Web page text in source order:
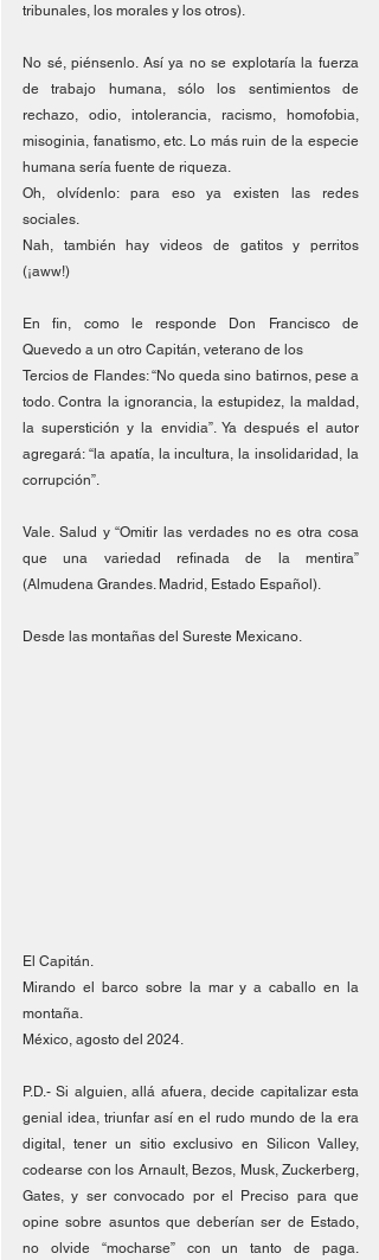
tribunales, los morales y los otros).
No sé, piénsenlo. Así ya no se explotaría la fuerza
de trabajo humana, sólo los sentimientos de
rechazo, odio, intolerancia, racismo, homofobia,
misoginia, fanatismo, etc. Lo más ruin de la especie
humana sería fuente de riqueza.
Oh, olvídenlo: para eso ya existen las redes
sociales.
Nah, también hay videos de gatitos y perritos
(¡aww!)
En fin, como le responde Don Francisco de
Quevedo a un otro Capitán, veterano de los
Tercios de Flandes: “No queda sino batirnos, pese a
todo. Contra la ignorancia, la estupidez, la maldad,
la superstición y la envidia”. Ya después el autor
agregará: “la apatía, la incultura, la insolidaridad, la
corrupción”.
Vale. Salud y “Omitir las verdades no es otra cosa
que una variedad refinada de la mentira”
(Almudena Grandes. Madrid, Estado Español).
Desde las montañas del Sureste Mexicano.
El Capitán.
Mirando el barco sobre la mar y a caballo en la
montaña.
México, agosto del 2024.
P.D.- Si alguien, allá afuera, decide capitalizar esta
genial idea, triunfar así en el rudo mundo de la era
digital, tener un sitio exclusivo en Silicon Valley,
codearse con los Arnault, Bezos, Musk, Zuckerberg,
Gates, y ser convocado por el Preciso para que
opine sobre asuntos que deberían ser de Estado,
no olvide “mocharse” con un tanto de paga.